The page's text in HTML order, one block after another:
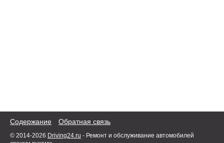
Содержание Обратная связь
© 2014-2026 Driving24.ru - Ремонт и обслуживание автомобилей